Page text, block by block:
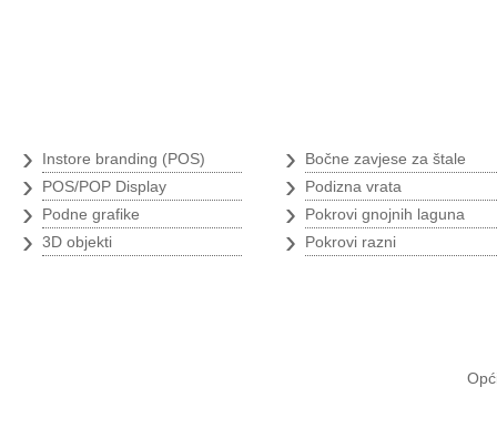
› Instore branding (POS)
› POS/POP Display
› Podne grafike
› 3D objekti
› Bočne zavjese za štale
› Podizna vrata
› Pokrovi gnojnih laguna
› Pokrovi razni